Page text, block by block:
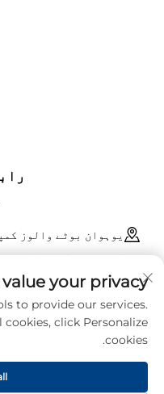
یوہوان بوٹے والوز
اسٹیٹ، چنگانگ ٹاؤن،
[email protected]
کاپی رائٹ ©
your privacy
to provide our services.
click Personalize
cookies.